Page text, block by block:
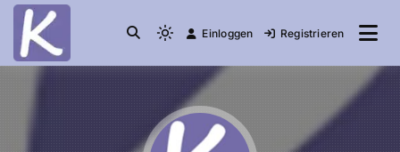
die Community Einloggen Registrieren